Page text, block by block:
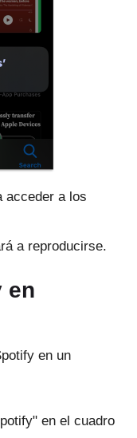
acceder a los
a reproducirse.
en
en un
en el cuadro